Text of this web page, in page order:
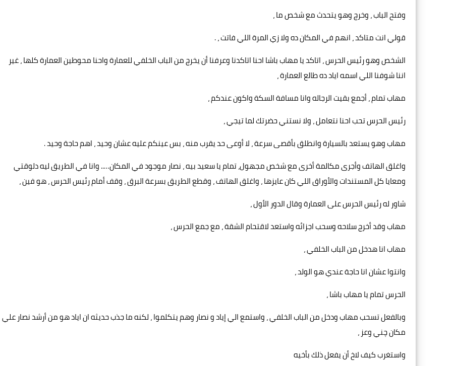
وفتح الباب ، وخرج وهو يتحدث مع شخص ما ،
قولي انت متاكد ، انهم في المكان ده ولا زي المرة اللي فاتت ، .
الشخص وهو رئيس الحرس ، اتاكد يا مهاب باشا احنا اتاكدنا وعرفنا أن يخرج من الباب الخلفي للعمارة واحنا محوطين العمارة كلها ، غير
اننا شوفنا اللي اسمه اياد ده طالع العمارة ،
مهاب تمام ، أجمع بقيت الرجاله وانا مسافة السكة واكون عندكم ،
رئيس الحرس تحب احنا نتعامل ، ولا نستني حضرتك لما تيجي ،
مهاب وهو يستعد بالسيارة وانطلق بأقصى سرعة ، لا أوعى حد يقرب منه ، بس عينكم عليه عشان وحيد ، اهم حاجة وحيد .
واغلق الهاتف وأجرى مكالمة أخرى مع شخص مجهول، تمام يا سعيد بيه ، نصار موجود في المكان….. وانا في الطريق ليه دلوقتي
ومعايا كل المستندات والأوراق اللي كان عايزها ، واغلق الهاتف ، وقطع الطريق بسرعة البرق ، وقف أمام رئيس الحرس ، هو فين ،
شاور له رئيس الحرس على العمارة وقال الدور الأول ،
مهاب وقد أخرج سلاحه وسحب اجزائه واستعد لاقتحام الشقة ، مع جمع الحرس ،
مهاب انا هدخل من الباب الخلفي ،
وانتوا عشان انا حاجة عندي هو الولد ،
الحرس تمام يا مهاب باشا ،
وبالفعل تسحب مهاب ودخل من الباب الخلفي ، واستمع الي إياد و نصار وهم يتكلموا ، لكنه ما جذب حديثه ان اياد هو من أرشد نصار علي
مكان چني وعز ،
واستغرب كيف لاخ أن يفعل ذلك بأخيه